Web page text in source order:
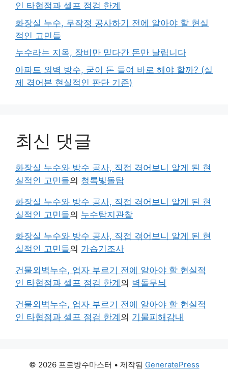
인 타협점과 셀프 점검 한계
화장실 누수, 무작정 공사하기 전에 알아야 할 현실
적인 고민들
누수라는 지옥, 장비만 믿다간 돈만 날립니다
아파트 외벽 방수, 굳이 돈 들여 바로 해야 할까? (실
제 겪어본 현실적인 판단 기준)
최신 댓글
화장실 누수와 방수 공사, 직접 겪어보니 알게 된 현
실적인 고민들의 청록빛돌탑
화장실 누수와 방수 공사, 직접 겪어보니 알게 된 현
실적인 고민들의 누수탐지관찰
화장실 누수와 방수 공사, 직접 겪어보니 알게 된 현
실적인 고민들의 가습기조사
건물외벽누수, 업자 부르기 전에 알아야 할 현실적
인 타협점과 셀프 점검 한계의 벽돌무늬
건물외벽누수, 업자 부르기 전에 알아야 할 현실적
인 타협점과 셀프 점검 한계의 기물피해감내
© 2026 프로방수마스터 • 제작됨 GeneratePress